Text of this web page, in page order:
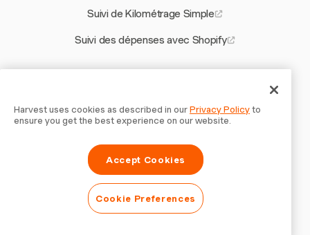
Suivi de Kilométrage Simple
Suivi des dépenses avec Shopify
Calculateur de Frais Généraux pour Entrepreneurs
Modèle de reçu pour la Grèce
Estimation des Coûts de Projet
Application de Feuille de Temps Hors Ligne
Harvest uses cookies as described in ourPrivacy Policyto
ensure you get the best experience on our website.
Accept Cookies
Cookie Preferences